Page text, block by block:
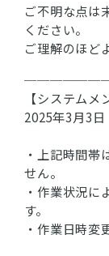
ご不明な点は
ください。
ご理解のほど
【システムメ
2025年3月3
・上記時間帯
せん。
・作業状況に
す。
・作業日時変